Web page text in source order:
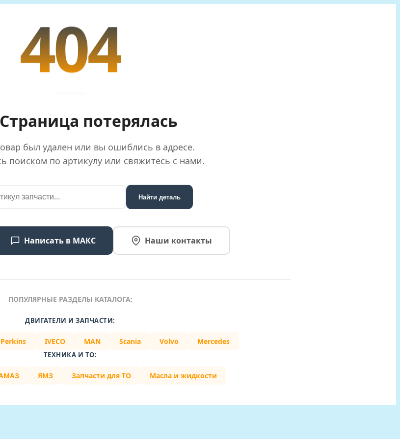
404
потерялась
был удален или вы ошиблись в адресе.
поиском по артикулу или свяжитесь с нами.
Найти деталь
Написать в МАКС Наши контакты
ПОПУЛЯРНЫЕ РАЗДЕЛЫ КАТАЛОГА:
ДВИГАТЕЛИ И ЗАПЧАСТИ:
Perkins IVECO MAN Scania Volvo Mercedes
ТЕХНИКА И ТО:
ЯМЗ Запчасти для ТО Масла и жидкости